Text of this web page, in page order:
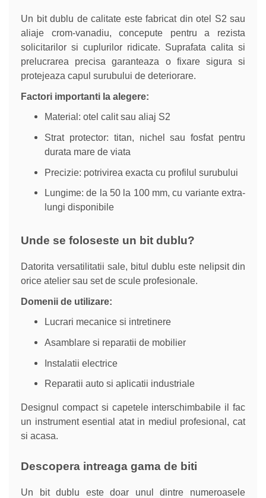
Un bit dublu de calitate este fabricat din otel S2 sau
aliaje crom-vanadiu, concepute pentru a rezista
solicitarilor si cuplurilor ridicate. Suprafata calita si
prelucrarea precisa garanteaza o fixare sigura si
protejeaza capul surubului de deteriorare.
Factori importanti la alegere:
Material: otel calit sau aliaj S2
Strat protector: titan, nichel sau fosfat pentru
durata mare de viata
Precizie: potrivirea exacta cu profilul surubului
Lungime: de la 50 la 100 mm, cu variante extra-
lungi disponibile
Unde se foloseste un bit dublu?
Datorita versatilitatii sale, bitul dublu este nelipsit din
orice atelier sau set de scule profesionale.
Domenii de utilizare:
Lucrari mecanice si intretinere
Asamblare si reparatii de mobilier
Instalatii electrice
Reparatii auto si aplicatii industriale
Designul compact si capetele interschimbabile il fac
un instrument esential atat in mediul profesional, cat
si acasa.
Descopera intreaga gama de biti
Un bit dublu este doar unul dintre numeroasele